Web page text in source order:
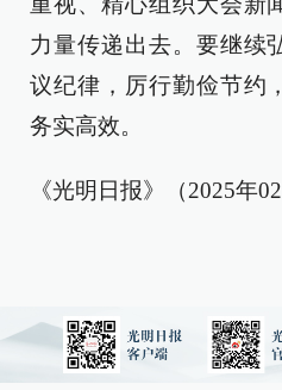
力量传递出去。要继续
议纪律，厉行勤俭节约
务实高效。
《光明日报》（2025年